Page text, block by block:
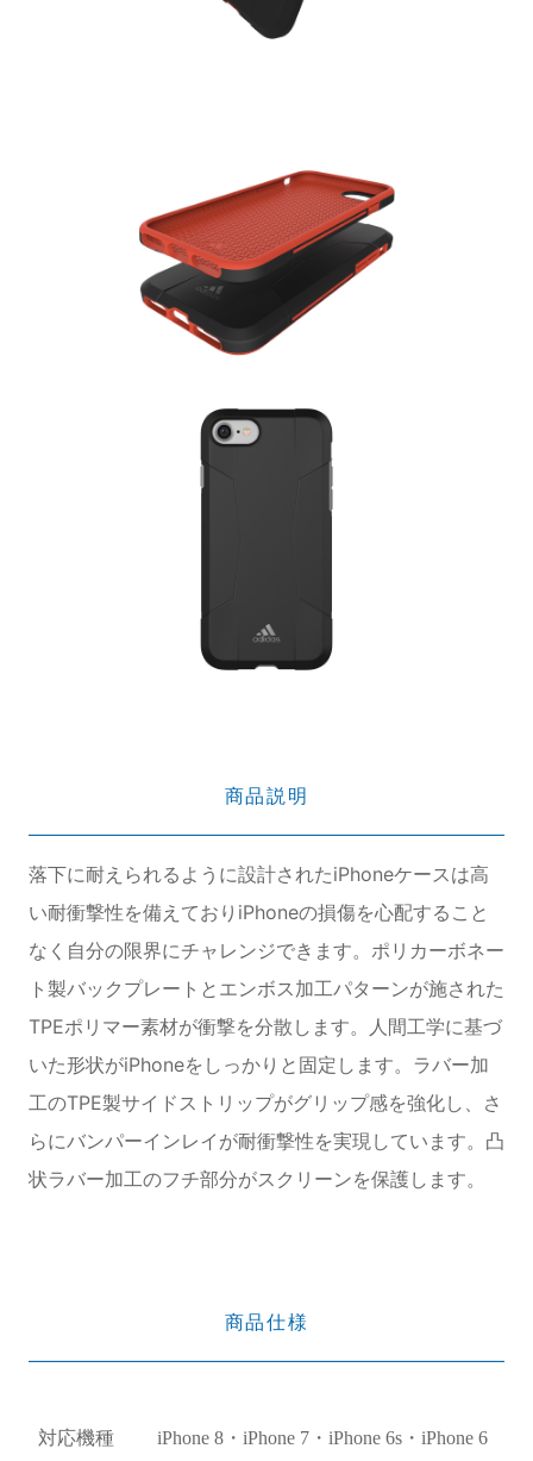
商品説明
落下に耐えられるように設計されたiPhoneケースは高
い耐衝撃性を備えておりiPhoneの損傷を心配すること
なく自分の限界にチャレンジできます。ポリカーボネー
ト製バックプレートとエンボス加工パターンが施された
TPEポリマー素材が衝撃を分散します。人間工学に基づ
いた形状がiPhoneをしっかりと固定します。ラバー加
工のTPE製サイドストリップがグリップ感を強化し、さ
らにバンパーインレイが耐衝撃性を実現しています。凸
状ラバー加工のフチ部分がスクリーンを保護します。
商品仕様
対応機種 iPhone 8・iPhone 7・iPhone 6s・iPhone 6